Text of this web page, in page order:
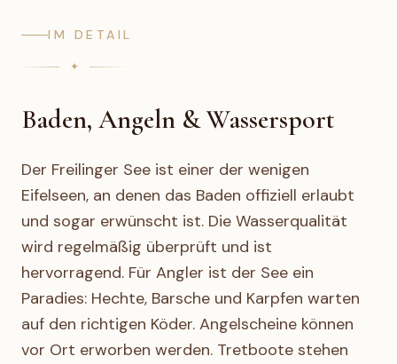
IM DETAIL
Baden, Angeln & Wassersport
Der Freilinger See ist einer der wenigen
Eifelseen, an denen das Baden offiziell erlaubt
und sogar erwünscht ist. Die Wasserqualität
wird regelmäßig überprüft und ist
hervorragend. Für Angler ist der See ein
Paradies: Hechte, Barsche und Karpfen warten
auf den richtigen Köder. Angelscheine können
vor Ort erworben werden. Tretboote stehen